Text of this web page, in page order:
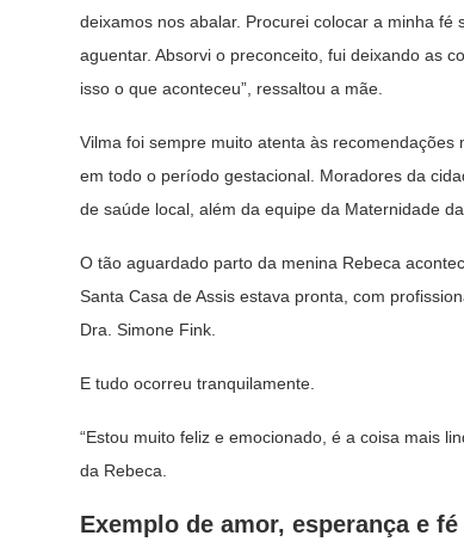
deixamos nos abalar. Procurei colocar a minha
aguentar. Absorvi o preconceito, fui deixando as
isso o que aconteceu”, ressaltou a mãe.
Vilma foi sempre muito atenta às
em todo o período gestacional. Moradores da
de saúde local, além da equipe da Maternidade
O tão aguardado parto da menina Rebeca
Santa Casa de Assis estava pronta, com
Dra. Simone Fink.
E tudo ocorreu tranquilamente.
“Estou muito feliz e emocionado, é a coisa mais
da Rebeca.
Exemplo de amor, esperança e fé